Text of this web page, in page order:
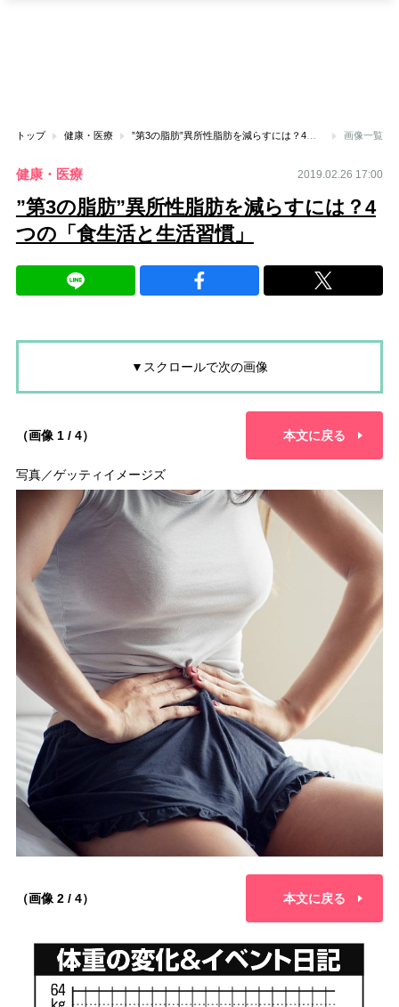
トップ 健康・医療 ”第3の脂肪”異所性脂肪を減らすには？4つの「食生活と生活習慣」 画像一覧
健康・医療 2019.02.26 17:00
”第3の脂肪”異所性脂肪を減らすには？4
つの「食生活と生活習慣」
▼スクロールで次の画像
（画像 1 / 4） 本文に戻る
写真／ゲッティイメージズ
（画像 2 / 4） 本文に戻る